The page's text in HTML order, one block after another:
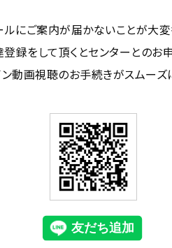
にご案内が届かないことが大変
録をして頂くとセンターとのお
動画視聴のお手続きがスムーズ